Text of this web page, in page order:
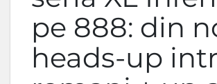
pe 888: din
heads-up